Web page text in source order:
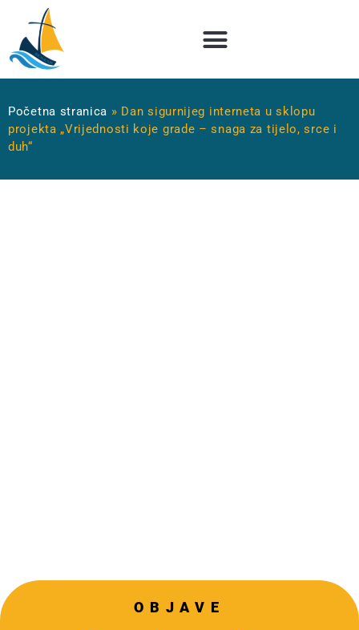
Početna stranica » Dan sigurnijeg interneta u sklopu
projekta „Vrijednosti koje grade – snaga za tijelo, srce i
duh“
OBJAVE